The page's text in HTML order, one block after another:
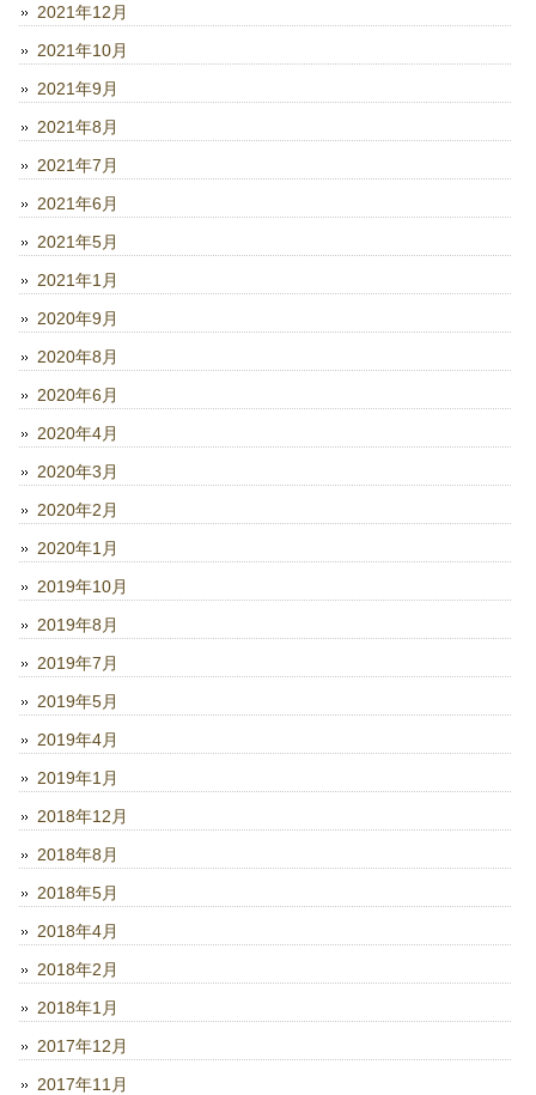
2021年12月
2021年10月
2021年9月
2021年8月
2021年7月
2021年6月
2021年5月
2021年1月
2020年9月
2020年8月
2020年6月
2020年4月
2020年3月
2020年2月
2020年1月
2019年10月
2019年8月
2019年7月
2019年5月
2019年4月
2019年1月
2018年12月
2018年8月
2018年5月
2018年4月
2018年2月
2018年1月
2017年12月
2017年11月